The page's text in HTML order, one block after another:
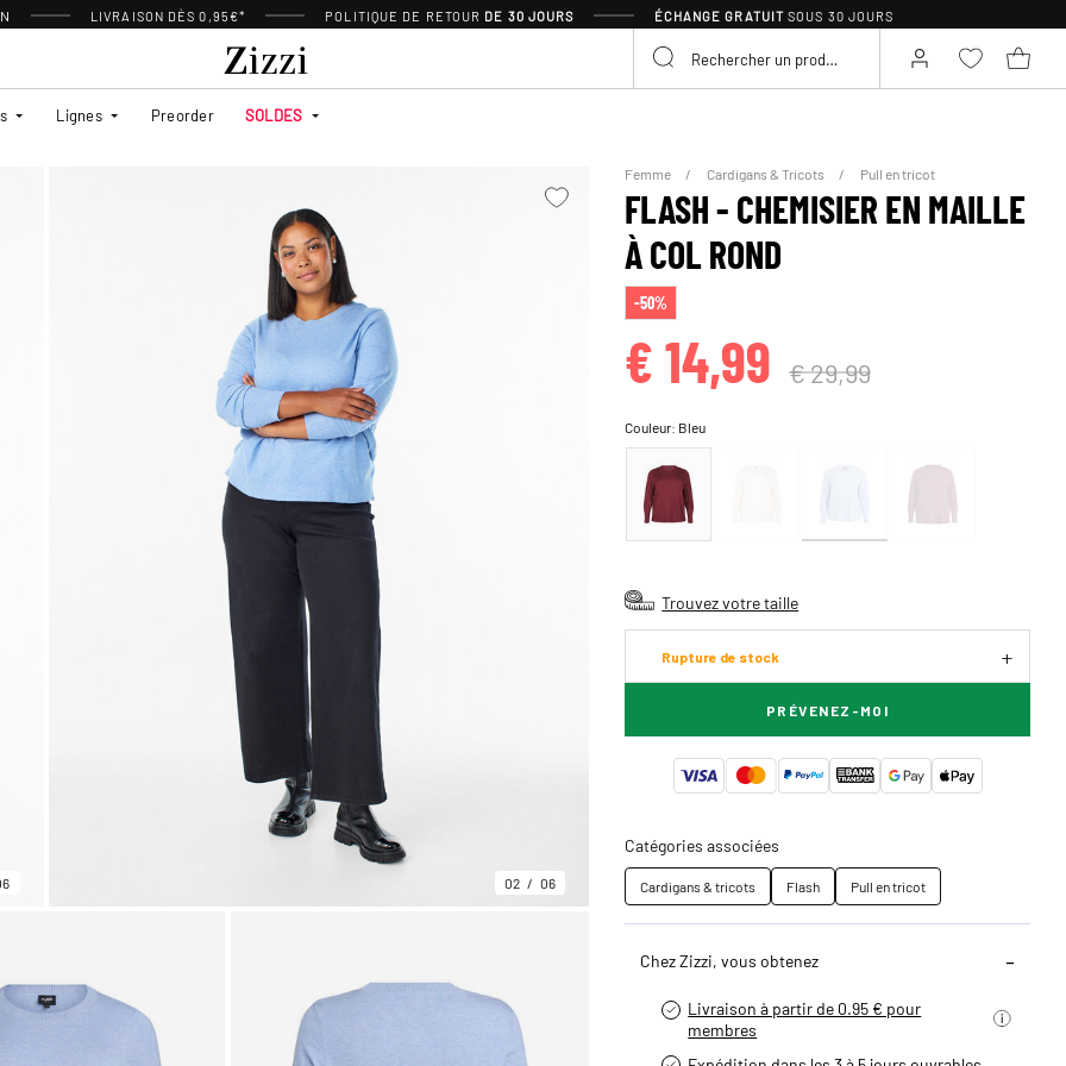
LIVRAISON DÈS 0,95€* POLITIQUE DE RETOUR DE 30 JOURS ÉCHANGE GRATUIT SOUS 30 JOURS
Lignes Preorder SOLDES
02 06
Femme Cardigans & Tricots Pull en tricot
FLASH - CHEMISIER EN MAILLE
À COL ROND
-50%
€ 14,99 € 29,99
Couleur: Bleu
Trouvez votre taille
Rupture de stock
PRÉVENEZ-MOI
Catégories associées
Cardigans & tricots Flash Pull en tricot
Chez Zizzi, vous obtenez
Livraison à partir de 0.95 € pour
membres